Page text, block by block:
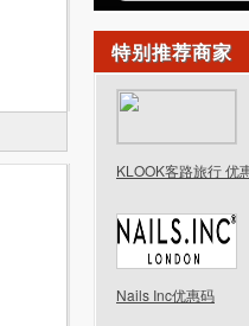
特别推荐商家
KLOOK客路旅行 优
Nails Inc优惠码